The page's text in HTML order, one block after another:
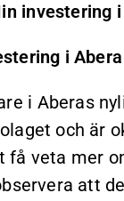
investering
i Abera
i Aberas
och är
få veta mer
att